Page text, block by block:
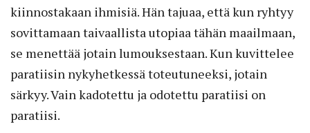
kiinnostakaan ihmisiä. Hän tajuaa, että kun ryhtyy
sovittamaan taivaallista utopiaa tähän maailmaan,
se menettää jotain lumouksestaan. Kun kuvittelee
paratiisin nykyhetkessä toteutuneeksi, jotain
särkyy. Vain kadotettu ja odotettu paratiisi on
paratiisi.